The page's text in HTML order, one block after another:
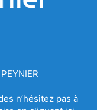
n’hésitez pas à